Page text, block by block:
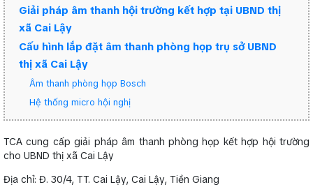
Giải pháp âm thanh hội trường kết hợp tại UBND thị
xã Cai Lậy
Cấu hình lắp đặt âm thanh phòng họp trụ sở UBND
thị xã Cai Lậy
Âm thanh phòng họp Bosch
Hệ thống micro hội nghị
TCA cung cấp giải pháp âm thanh phòng họp kết hợp hội trường
cho UBND thị xã Cai Lậy
Địa chỉ: Đ. 30/4, TT. Cai Lậy, Cai Lậy, Tiền Giang